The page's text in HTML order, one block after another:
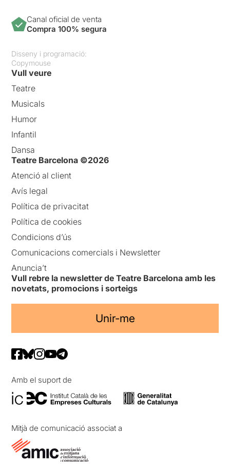
Canal oficial de venta
Compra 100% segura
Disseny i programació:
Copymouse
Vull veure
Teatre
Musicals
Humor
Infantil
Dansa
Teatre Barcelona ©2026
Atenció al client
Avís legal
Política de privacitat
Política de cookies
Condicions d’ús
Comunicacions comercials i Newsletter
Anuncia’t
Vull rebre la newsletter de Teatre Barcelona amb les
novetats, promocions i sorteigs
Unir-me
Amb el suport de
Mitjà de comunicació associat a